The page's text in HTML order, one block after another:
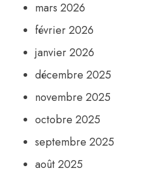
mars 2026
février 2026
janvier 2026
décembre 2025
novembre 2025
octobre 2025
septembre 2025
août 2025